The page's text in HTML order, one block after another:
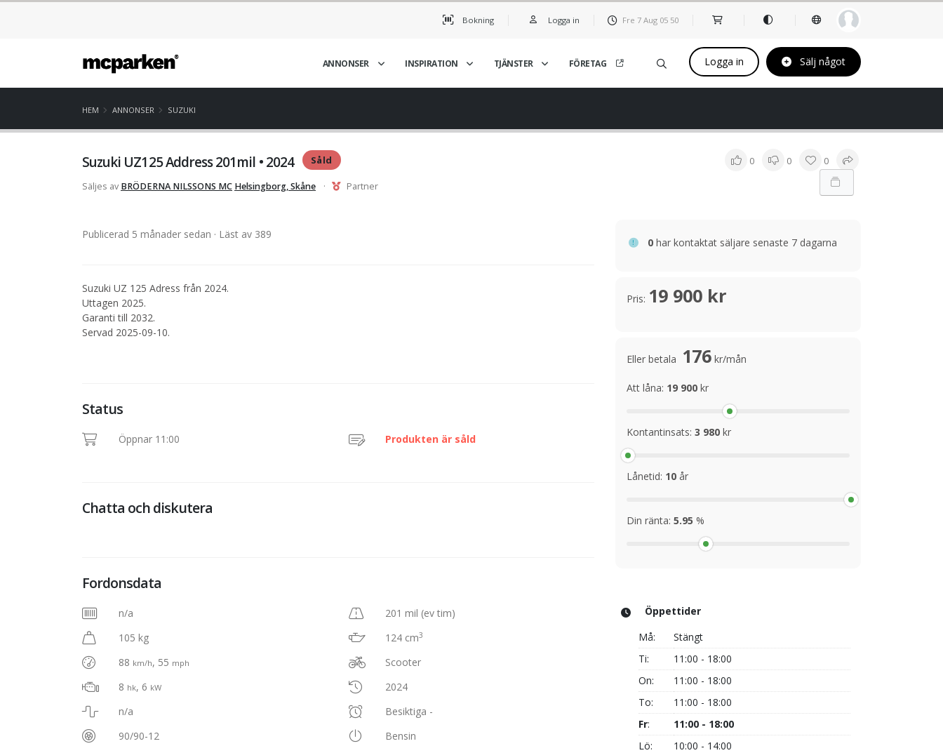
Bokning Logga in Fre 7 Aug 05 50
ANNONSER INSPIRATION TJÄNSTER FÖRETAG Logga in Sälj något
HEM ANNONSER SUZUKI
Suzuki UZ125 Address 201mil • 2024 Såld 0 0 0
Säljes av BRÖDERNA NILSSONS MC Helsingborg, Skåne · Partner
Publicerad 5 månader sedan · Läst av 389
Suzuki UZ 125 Adress från 2024.
Uttagen 2025.
Garanti till 2032.
Servad 2025-09-10.
Status
Öppnar 11:00 Produkten är såld
Chatta och diskutera
Fordonsdata
n/a
105 kg
88 km/h, 55 mph
8 hk, 6 kW
n/a
90/90-12
201 mil (ev tim)
124 cm3
Scooter
2024
Besiktiga -
Bensin
0 har kontaktat säljare senaste 7 dagarna
Pris: 19 900 kr
Eller betala 176 kr/mån
Att låna: 19 900 kr
Kontantinsats: 3 980 kr
Lånetid: 10 år
Din ränta: 5.95 %
Öppettider
Må:
Stängt
Ti:
11:00 - 18:00
On:
11:00 - 18:00
To:
11:00 - 18:00
Fr:
11:00 - 18:00
Lö:
10:00 - 14:00